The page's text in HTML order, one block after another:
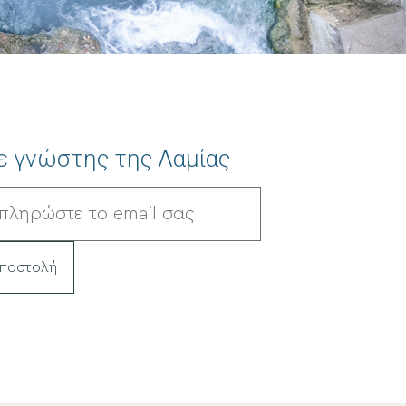
γνώστης της Λαμίας